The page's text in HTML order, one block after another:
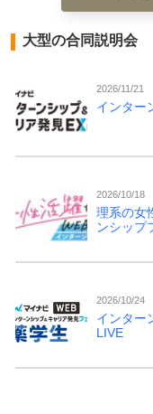
大型の合同説明会
2026/11/21
インター
2026/10/18
理系の女
ンシップ
2026/10/24
インター
LIVE